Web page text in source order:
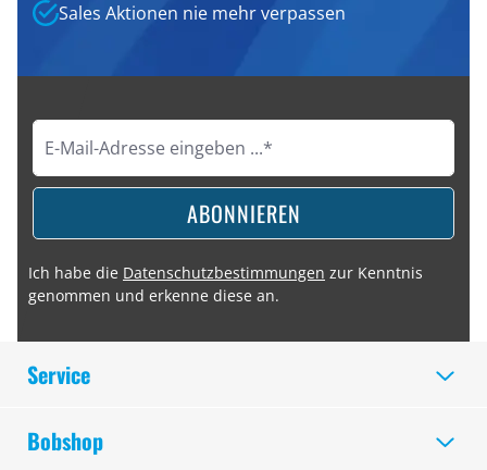
Sales Aktionen nie mehr verpassen
ABONNIEREN
Ich habe die Datenschutzbestimmungen zur Kenntnis
genommen und erkenne diese an.
Service
Bobshop